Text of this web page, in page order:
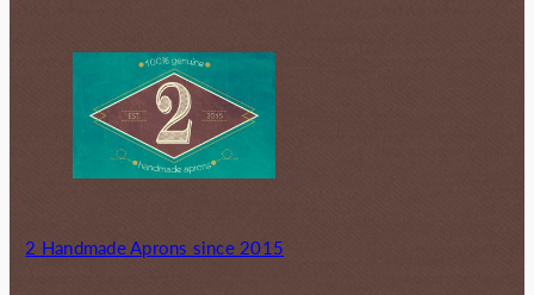
2 Handmade Aprons since 2015